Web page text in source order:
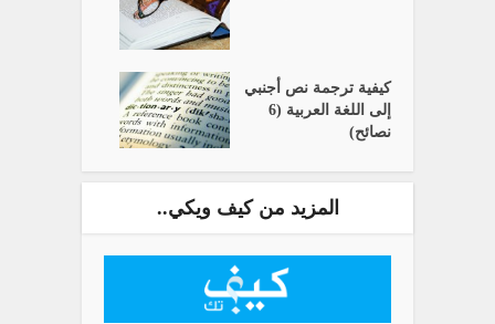
كيفية ترجمة نص أجنبي
إلى اللغة العربية (6
نصائح)
المزيد من كيف ويكي..